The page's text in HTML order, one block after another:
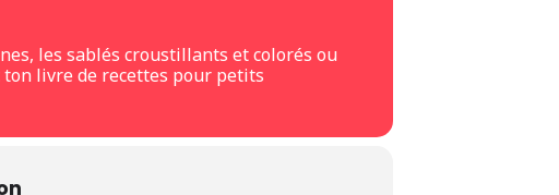
les sablés croustillants et colorés ou
livre de recettes pour petits